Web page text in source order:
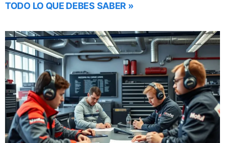
TODO LO QUE DEBES SABER »